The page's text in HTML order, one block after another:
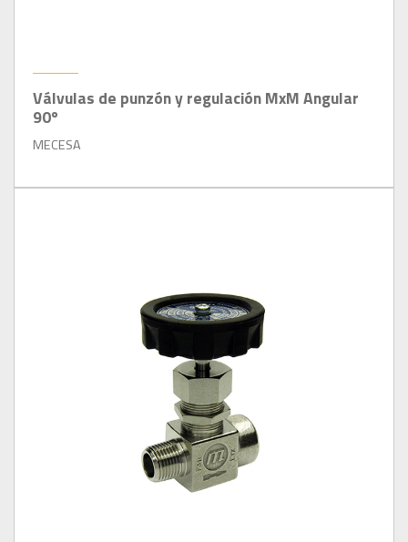
Válvulas de punzón y regulación MxM Angular
90º
MECESA